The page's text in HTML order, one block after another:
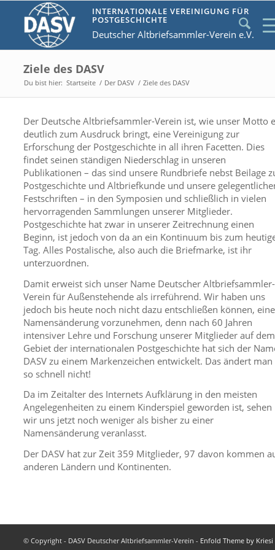
INTERNATIONALE VEREINIGUNG FÜR
POSTGESCHICHTE
Deutscher Altbriefsammler-Verein e.V.
Ziele des DASV
Du bist hier: Startseite / Der DASV / Ziele des DASV
Der Deutsche Altbriefsammler-Verein ist, wie unser Motto
deutlich zum Ausdruck bringt, eine Vereinigung zur
Erforschung der Postgeschichte in all ihren Facetten. Dies
findet seinen ständigen Niederschlag in unseren
Publikationen – das sind unsere Rundbriefe nebst Beilage
Postgeschichte und Altbriefkunde und unsere
Festschriften – in den Symposien und schließlich in vielen
hervorragenden Sammlungen unserer Mitglieder.
Postgeschichte hat zwar in unserer Zeitrechnung einen
Beginn, ist jedoch von da an ein Kontinuum bis zum
Tag. Alles Postalische, also auch die Briefmarke, ist ihr
unterzuordnen.
Damit erweist sich unser Name Deutscher Altbriefsammler-
Verein für Außenstehende als irreführend. Wir haben uns
jedoch bis heute noch nicht dazu entschließen können, eine
Namensänderung vorzunehmen, denn nach 60 Jahren
intensiver Lehre und Forschung unserer Mitglieder auf dem
Gebiet der internationalen Postgeschichte hat sich der
DASV zu einem Markenzeichen entwickelt. Das ändert man
so schnell nicht!
Da im Zeitalter des Internets Aufklärung in den meisten
Angelegenheiten zu einem Kinderspiel geworden ist, sehen
wir uns jetzt noch weniger als bisher zu einer
Namensänderung veranlasst.
Der DASV hat zur Zeit 359 Mitglieder, 97 davon kommen
anderen Ländern und Kontinenten.
© Copyright - DASV Deutscher Altbriefsammler-Verein - Enfold Theme by Kriesi